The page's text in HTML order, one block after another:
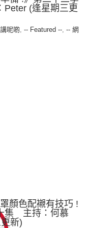
(逢星期三更
呢啲, -- Featured --, -- 網
顏色配襯有技巧 !
集 主持：何慕
新)